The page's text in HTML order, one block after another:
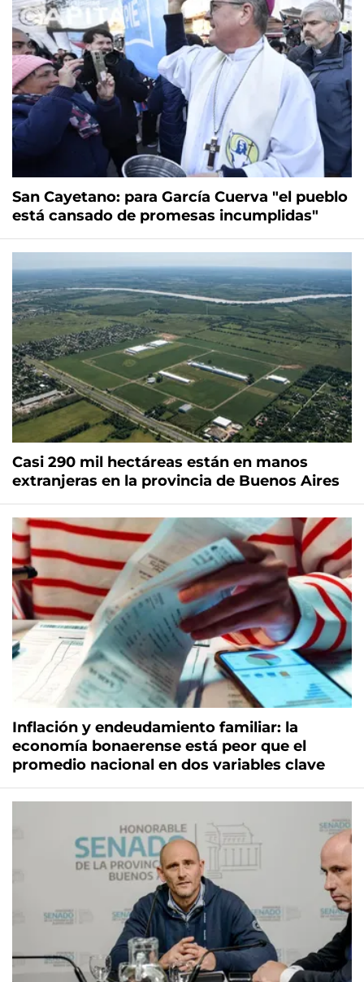
San Cayetano: para García Cuerva "el pueblo
está cansado de promesas incumplidas"
Casi 290 mil hectáreas están en manos
extranjeras en la provincia de Buenos Aires
Inflación y endeudamiento familiar: la
economía bonaerense está peor que el
promedio nacional en dos variables clave